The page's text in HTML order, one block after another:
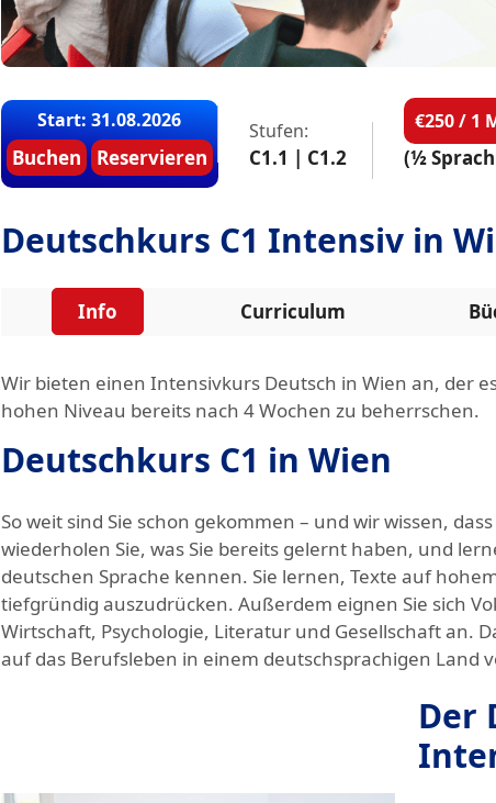
Start: 31.08.2026
Buchen Reservieren
Stufen:
C1.1 | C1.2
€250 / 1
(½
Deutschkurs C1 Intensiv in
Info Curriculum
Wir bieten einen Intensivkurs Deutsch in Wien an, der
hohen Niveau bereits nach 4 Wochen zu beherrschen.
Deutschkurs C1 in Wien
So weit sind Sie schon gekommen – und wir wissen,
wiederholen Sie, was Sie bereits gelernt haben, und
deutschen Sprache kennen. Sie lernen, Texte auf
tiefgründig auszudrücken. Außerdem eignen Sie sich
Wirtschaft, Psychologie, Literatur und Gesellschaft an.
auf das Berufsleben in einem deutschsprachigen Land
Der